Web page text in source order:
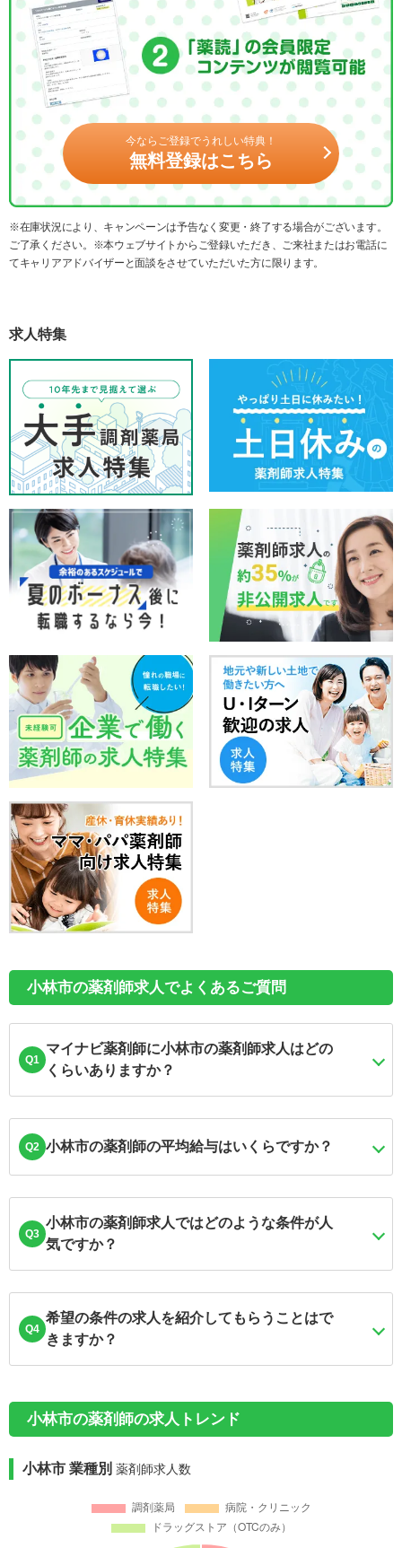
今ならご登録でうれしい特典！
無料登録はこちら
※在庫状況により、キャンペーンは予告なく変更・終了する場合がございます。
ご了承ください。※本ウェブサイトからご登録いただき、ご来社またはお電話に
てキャリアアドバイザーと面談をさせていただいた方に限ります。
求人特集
小林市の薬剤師求人でよくあるご質問
Q1
マイナビ薬剤師に小林市の薬剤師求人はどの
くらいありますか？
Q2 小林市の薬剤師の平均給与はいくらですか？
Q3
小林市の薬剤師求人ではどのような条件が人
気ですか？
Q4
希望の条件の求人を紹介してもらうことはで
きますか？
小林市の薬剤師の求人トレンド
小林市 業種別 薬剤師求人数